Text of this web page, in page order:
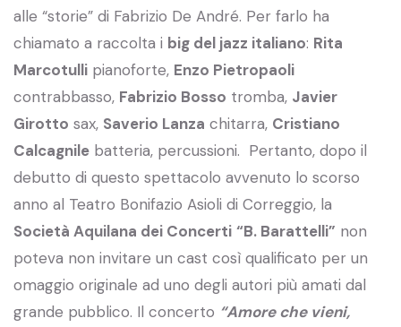
alle “storie” di Fabrizio De André. Per farlo ha
chiamato a raccolta i big del jazz italiano: Rita
Marcotulli pianoforte, Enzo Pietropaoli
contrabbasso, Fabrizio Bosso tromba, Javier
Girotto sax, Saverio Lanza chitarra, Cristiano
Calcagnile batteria, percussioni. Pertanto, dopo il
debutto di questo spettacolo avvenuto lo scorso
anno al Teatro Bonifazio Asioli di Correggio, la
Società Aquilana dei Concerti “B. Barattelli” non
poteva non invitare un cast così qualificato per un
omaggio originale ad uno degli autori più amati dal
grande pubblico. Il concerto “Amore che vieni,